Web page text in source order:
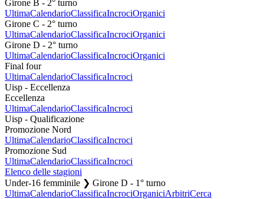
Girone B - 2° turno
UltimaCalendarioClassificaIncrociOrganici
Girone C - 2° turno
UltimaCalendarioClassificaIncrociOrganici
Girone D - 2° turno
UltimaCalendarioClassificaIncrociOrganici
Final four
UltimaCalendarioClassificaIncroci
Uisp - Eccellenza
Eccellenza
UltimaCalendarioClassificaIncroci
Uisp - Qualificazione
Promozione Nord
UltimaCalendarioClassificaIncroci
Promozione Sud
UltimaCalendarioClassificaIncroci
Elenco delle stagioni
Under-16 femminile ❯ Girone D - 1° turno
UltimaCalendarioClassificaIncrociOrganiciArbitriCerca